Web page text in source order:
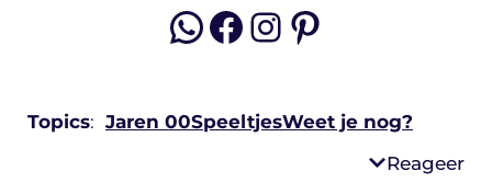
WhatsApp
Facebook
Instagram
Pinterest
Topics: Jaren 00SpeeltjesWeet je nog?
Reageer